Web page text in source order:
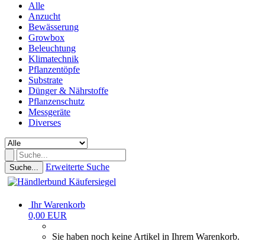
Alle
Anzucht
Bewässerung
Growbox
Beleuchtung
Klimatechnik
Pflanzentöpfe
Substrate
Dünger & Nährstoffe
Pflanzenschutz
Messgeräte
Diverses
Suche... Erweiterte Suche
Ihr Warenkorb
0,00 EUR
Sie haben noch keine Artikel in Ihrem Warenkorb.